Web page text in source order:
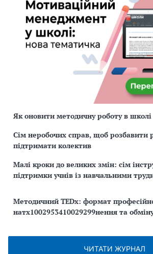
Як оновити методичну роботу в школі
Сім неробочих справ, щоб розбавити
підтримати колектив
Малі кроки до великих змін: сім
підтримки учнів із навчальними
Методичний TEDx: формат
натх1002953410029299нення та
ЧИТАТИ ЖУРНАЛ